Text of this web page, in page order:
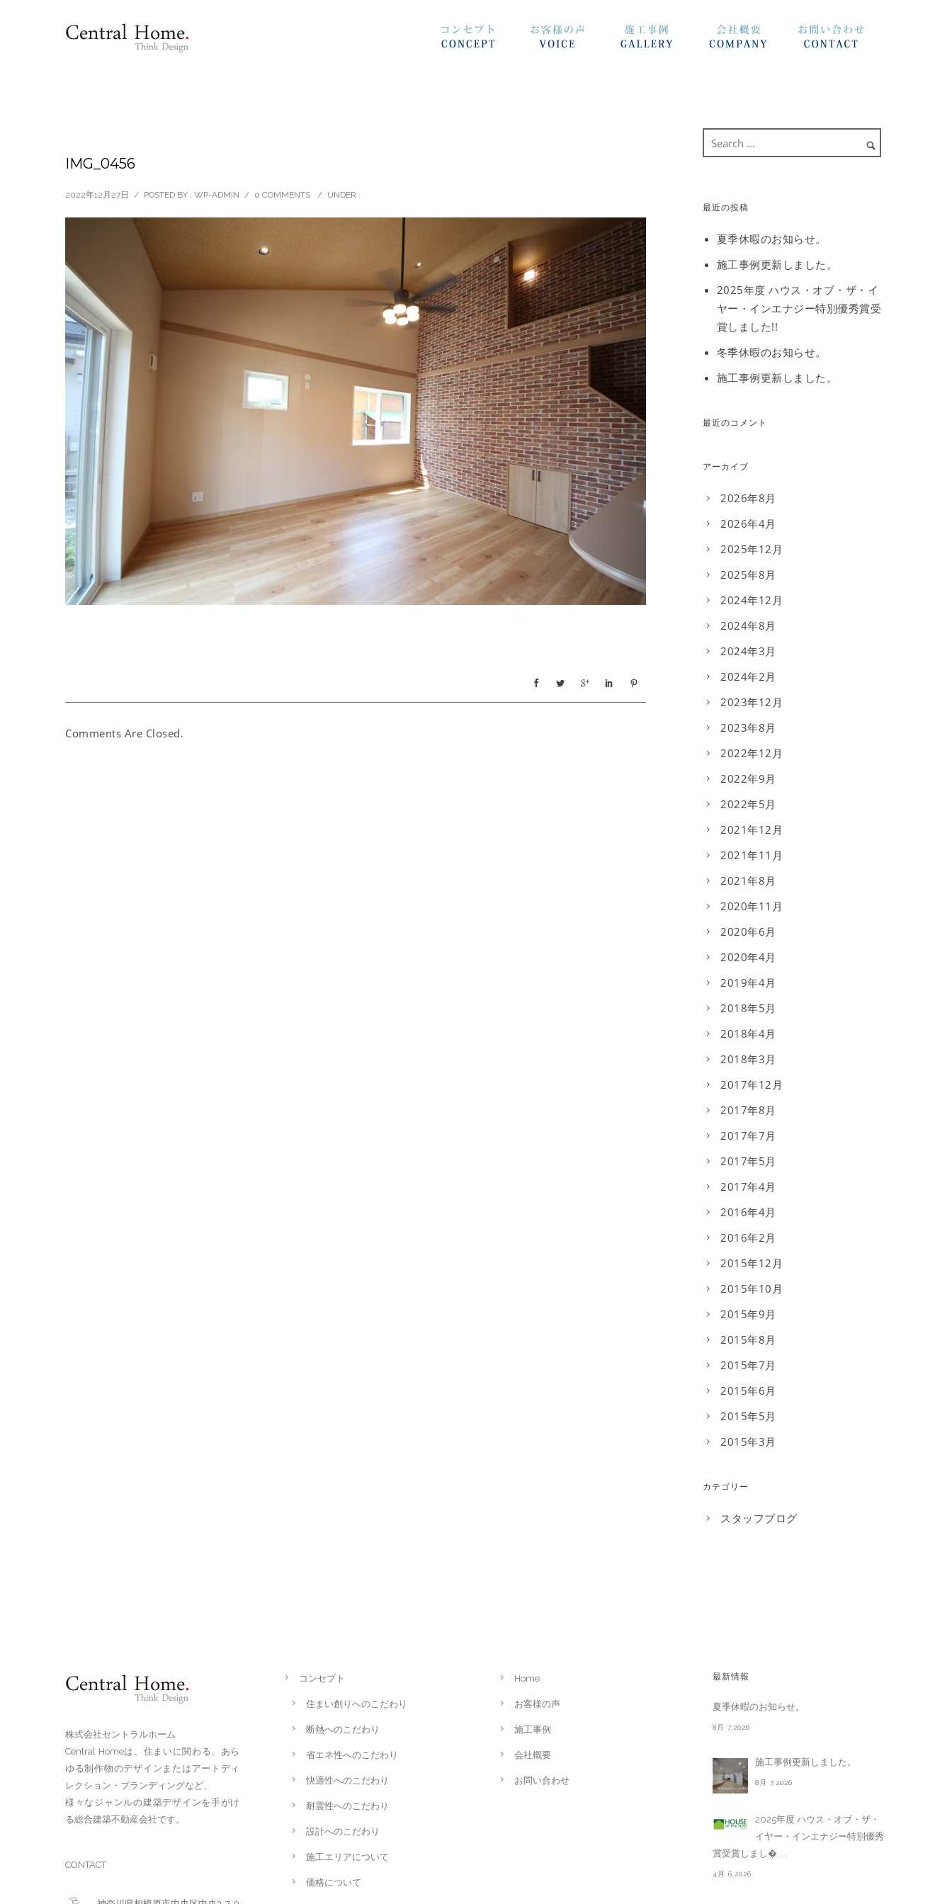
IMG_0456
2022年12月27日 / POSTED BY : WP-ADMIN / 0 COMMENTS / UNDER :
Comments Are Closed.
最近の投稿
夏季休暇のお知らせ。
施工事例更新しました。
2025年度 ハウス・オブ・ザ・イ
ヤー・インエナジー特別優秀賞受
賞しました!!
冬季休暇のお知らせ。
施工事例更新しました。
最近のコメント
アーカイブ
2026年8月
2026年4月
2025年12月
2025年8月
2024年12月
2024年8月
2024年3月
2024年2月
2023年12月
2023年8月
2022年12月
2022年9月
2022年5月
2021年12月
2021年11月
2021年8月
2020年11月
2020年6月
2020年4月
2019年4月
2018年5月
2018年4月
2018年3月
2017年12月
2017年8月
2017年7月
2017年5月
2017年4月
2016年4月
2016年2月
2015年12月
2015年10月
2015年9月
2015年8月
2015年7月
2015年6月
2015年5月
2015年3月
カテゴリー
スタッフブログ
株式会社セントラルホーム
Central Homeは、住まいに関わる、あら
ゆる制作物のデザインまたはアートディ
レクション・ブランディングなど、
様々なジャンルの建築デザインを手がけ
る総合建築不動産会社です。
CONTACT
コンセプト
住まい創りへのこだわり
断熱へのこだわり
省エネ性へのこだわり
快適性へのこだわり
耐震性へのこだわり
設計へのこだわり
施工エリアについて
価格について
Home
お客様の声
施工事例
会社概要
お問い合わせ
最新情報
夏季休暇のお知らせ。
8月 7,2026
施工事例更新しました。
8月 7,2026
2025年度 ハウス・オブ・ザ・
イヤー・インエナジー特別優秀
賞受賞しまし�. . .
4月 6,2026